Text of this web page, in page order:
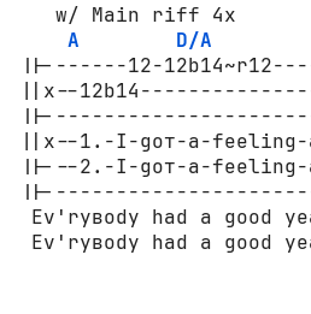
w/ Main riff 4x
A
D/A
||-------12-
||x--
||x--1.-I-gот-a-
||---2.-I-gот-a-
Ev'ryвоdу had a gооd
Ev'ryвоdу had a gооd